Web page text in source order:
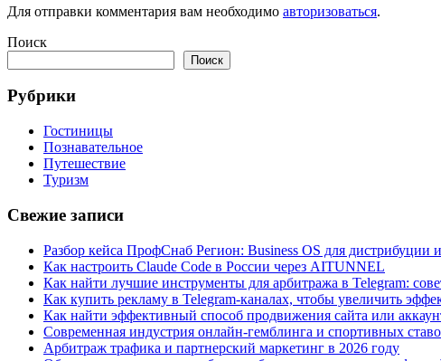
Для отправки комментария вам необходимо авторизоваться.
Поиск
Поиск
Рубрики
Гостиницы
Познавательное
Путешествие
Туризм
Свежие записи
Разбор кейса ПрофСнаб Регион: Business OS для дистрибуции
Как настроить Claude Code в России через AITUNNEL
Как найти лучшие инструменты для арбитража в Telegram:
Как купить рекламу в Telegram-каналах, чтобы увеличить
Как найти эффективный способ продвижения сайта или
Современная индустрия онлайн-гемблинга и спортивных
Арбитраж трафика и партнерский маркетинг в 2026 году